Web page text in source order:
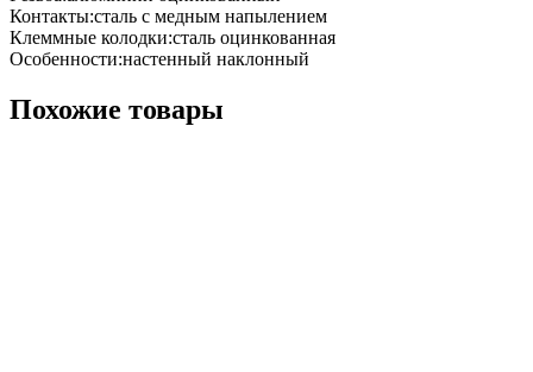
Контакты:сталь с медным напылением
Клеммные колодки:сталь оцинкованная
Особенности:настенный наклонный
Похожие товары